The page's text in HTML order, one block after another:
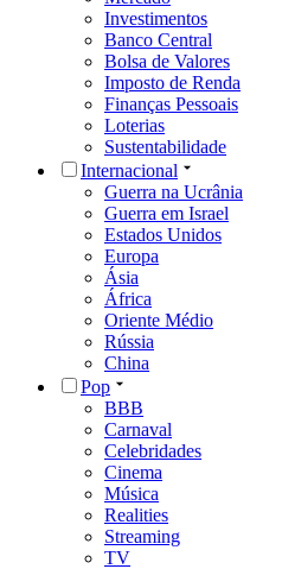
Investimentos
Banco Central
Bolsa de Valores
Imposto de Renda
Finanças Pessoais
Loterias
Sustentabilidade
Internacional
Guerra na Ucrânia
Guerra em Israel
Estados Unidos
Europa
Ásia
África
Oriente Médio
Rússia
China
Pop
BBB
Carnaval
Celebridades
Cinema
Música
Realities
Streaming
TV